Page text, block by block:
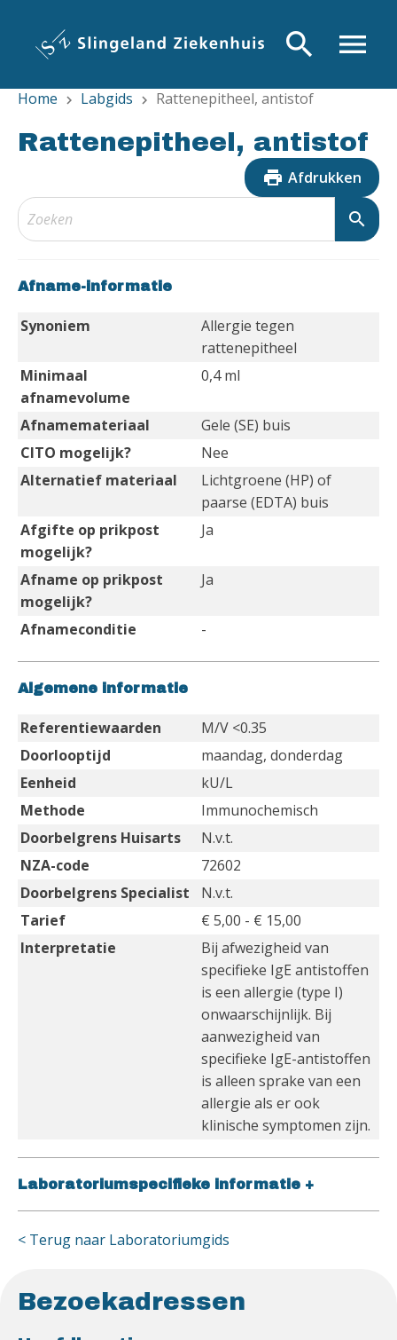
inhoud
menu
search
Home chevron_right Labgids chevron_right Rattenepitheel, antistof
Rattenepitheel, antistof
print Afdrukken
search
Afname-informatie
Synoniem
Allergie tegen
rattenepitheel
Minimaal
afnamevolume
0,4 ml
Afnamemateriaal
Gele (SE) buis
CITO mogelijk?
Nee
Alternatief materiaal
Lichtgroene (HP) of
paarse (EDTA) buis
Afgifte op prikpost
mogelijk?
Ja
Afname op prikpost
mogelijk?
Ja
Afnameconditie -
Algemene informatie
Referentiewaarden
M/V <0.35
Doorlooptijd
maandag, donderdag
Eenheid
kU/L
Methode
Immunochemisch
Doorbelgrens Huisarts
N.v.t.
NZA-code
72602
Doorbelgrens Specialist
N.v.t.
Tarief
€ 5,00 - € 15,00
Interpretatie
Bij afwezigheid van
specifieke IgE antistoffen
is een allergie (type I)
onwaarschijnlijk. Bij
aanwezigheid van
specifieke IgE-antistoffen
is alleen sprake van een
allergie als er ook
klinische symptomen zijn.
Laboratoriumspecifieke informatie +
< Terug naar Laboratoriumgids
Bezoekadressen